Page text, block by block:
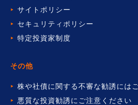
サイトポリシー
セキュリティポリシー
特定投資家制度
その他
株や社債に関する不審な勧誘には
悪質な投資勧誘にご注意ください